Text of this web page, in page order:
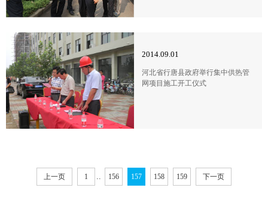
2014.09.01
河北省行唐县政府举行集中供热管
网项目施工开工仪式
上一页 1 156 157 158 159 下一页